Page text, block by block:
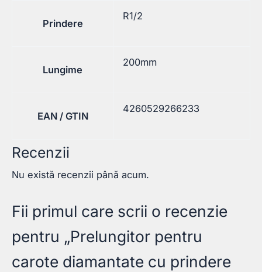
Prindere
R1/2
Lungime
200mm
EAN / GTIN
4260529266233
Recenzii
Nu există recenzii până acum.
Fii primul care scrii o recenzie
pentru „Prelungitor pentru
carote diamantate cu prindere